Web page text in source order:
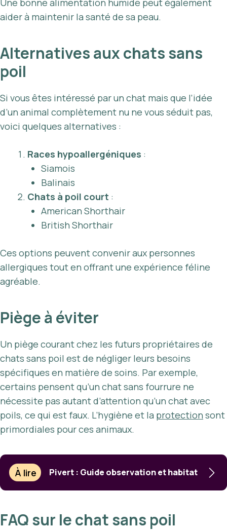
Une bonne alimentation humide peut également
aider à maintenir la santé de sa peau.
Alternatives aux chats sans
poil
Si vous êtes intéressé par un chat mais que l’idée
d’un animal complètement nu ne vous séduit pas,
voici quelques alternatives :
Races hypoallergéniques :
Siamois
Balinais
Chats à poil court :
American Shorthair
British Shorthair
Ces options peuvent convenir aux personnes
allergiques tout en offrant une expérience féline
agréable.
Piège à éviter
Un piège courant chez les futurs propriétaires de
chats sans poil est de négliger leurs besoins
spécifiques en matière de soins. Par exemple,
certains pensent qu’un chat sans fourrure ne
nécessite pas autant d’attention qu’un chat avec
poils, ce qui est faux. L’hygiène et la protection sont
primordiales pour ces animaux.
À lire Pivert : Guide observation et habitat
FAQ sur le chat sans poil